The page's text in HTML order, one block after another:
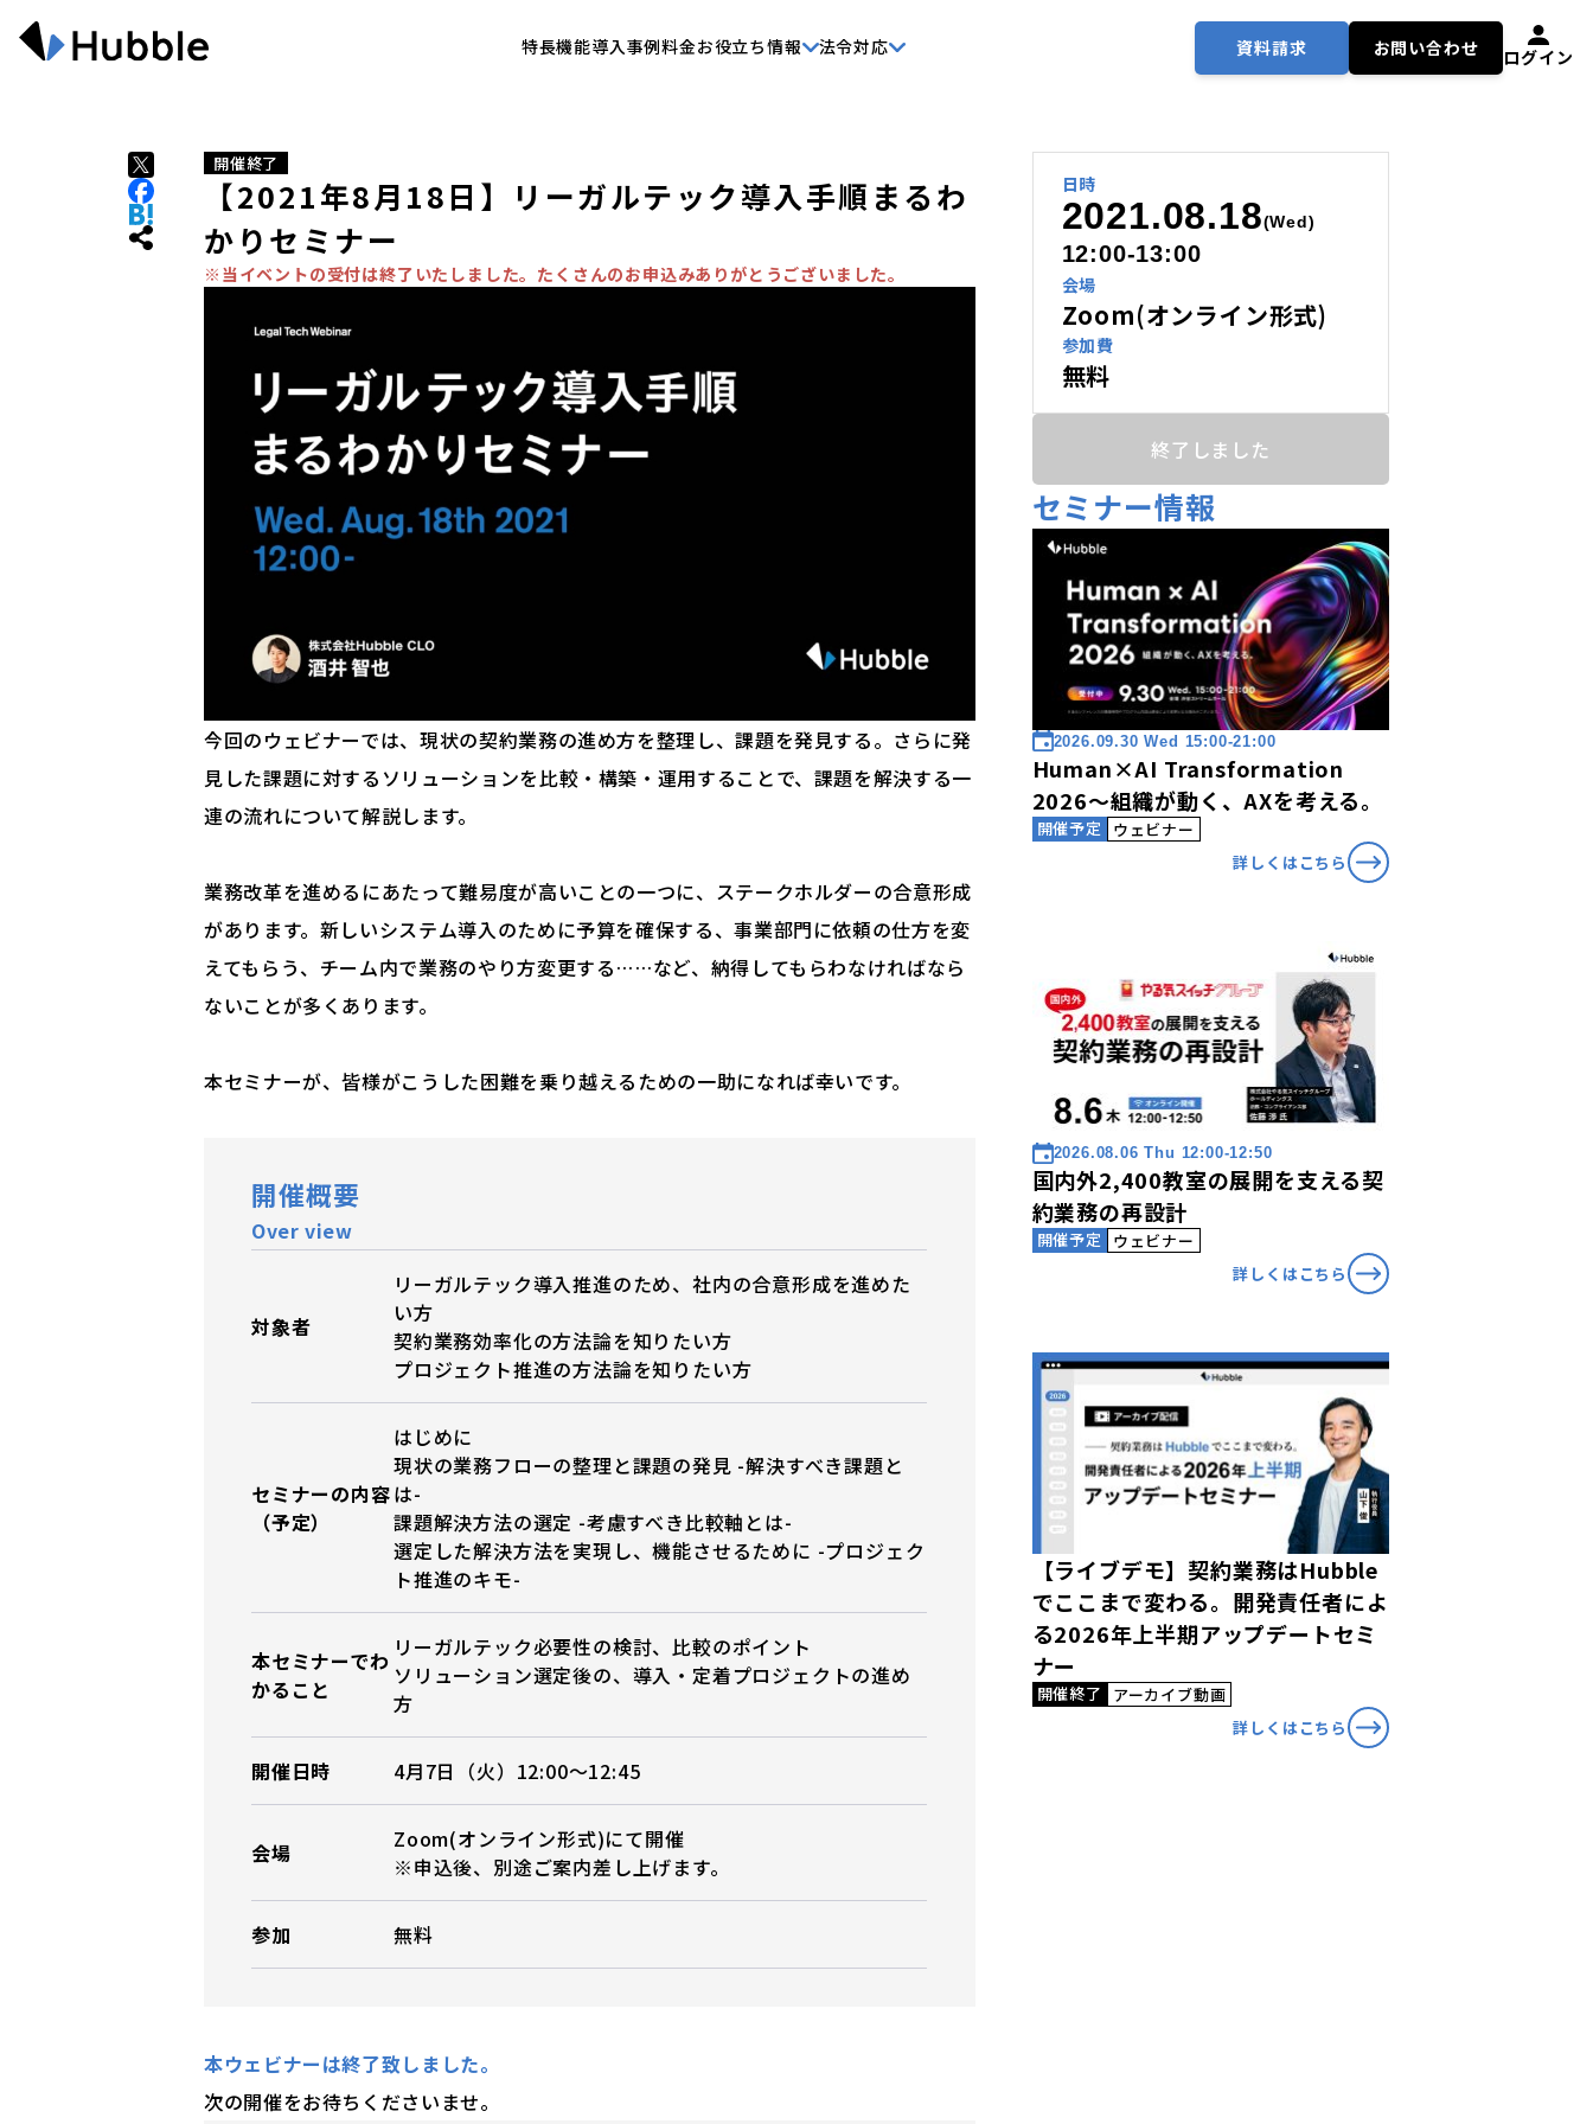
特長機能導入事例料金お役立ち情報 法令対応 資料請求 お問い合わせ ログイン
開催終了
【2021年8月18日】リーガルテック導入手順まるわ
かりセミナー
※当イベントの受付は終了いたしました。たくさんのお申込みありがとうございました。
今回のウェビナーでは、現状の契約業務の進め方を整理し、課題を発見する。さらに発
見した課題に対するソリューションを比較・構築・運用することで、課題を解決する一
連の流れについて解説します。
業務改革を進めるにあたって難易度が高いことの一つに、ステークホルダーの合意形成
があります。新しいシステム導入のために予算を確保する、事業部門に依頼の仕方を変
えてもらう、チーム内で業務のやり方変更する……など、納得してもらわなければなら
ないことが多くあります。
本セミナーが、皆様がこうした困難を乗り越えるための一助になれば幸いです。
開催概要
Over view
対象者
リーガルテック導入推進のため、社内の合意形成を進めた
い方
契約業務効率化の方法論を知りたい方
プロジェクト推進の方法論を知りたい方
セミナーの内容
（予定）
はじめに
現状の業務フローの整理と課題の発見 -解決すべき課題と
は-
課題解決方法の選定 -考慮すべき比較軸とは-
選定した解決方法を実現し、機能させるために -プロジェク
ト推進のキモ-
本セミナーでわ
かること
リーガルテック必要性の検討、比較のポイント
ソリューション選定後の、導入・定着プロジェクトの進め
方
開催日時 4月7日（火）12:00～12:45
会場
Zoom(オンライン形式)にて開催
※申込後、別途ご案内差し上げます。
参加 無料
本ウェビナーは終了致しました。
次の開催をお待ちくださいませ。
日時
2021.08.18(Wed)
12:00-13:00
会場
Zoom(オンライン形式)
参加費
無料
終了しました
セミナー情報
2026.09.30 Wed 15:00-21:00
Human×AI Transformation
2026〜組織が動く、AXを考える。
開催予定
ウェビナー
詳しくはこちら
2026.08.06 Thu 12:00-12:50
国内外2,400教室の展開を支える契
約業務の再設計
開催予定
ウェビナー
詳しくはこちら
【ライブデモ】契約業務はHubble
でここまで変わる。開発責任者によ
る2026年上半期アップデートセミ
ナー
開催終了
アーカイブ動画
詳しくはこちら